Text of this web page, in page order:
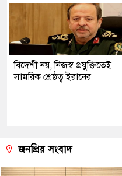
বিদেশী নয়, নিজস্ব প্রযুক্তিতেই
সামরিক শ্রেষ্ঠত্ব ইরানের
জনপ্রিয় সংবাদ